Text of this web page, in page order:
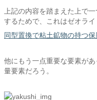
上記の内容を踏まえた上で
するためで、これはゼオライ
同型置換で粘土鉱物の持つ
他にもう一点重要な要素が
量要素だろう。